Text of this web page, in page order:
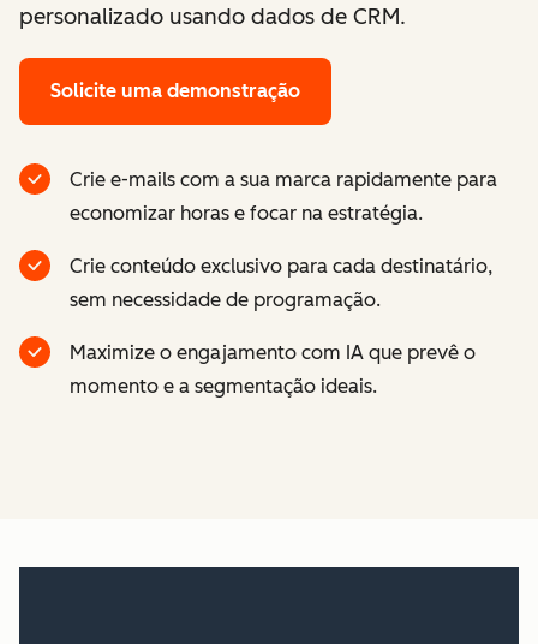
personalizado usando dados de CRM.
Solicite uma demonstração
Crie e-mails com a sua marca rapidamente para
economizar horas e focar na estratégia.
Crie conteúdo exclusivo para cada destinatário,
sem necessidade de programação.
Maximize o engajamento com IA que prevê o
momento e a segmentação ideais.